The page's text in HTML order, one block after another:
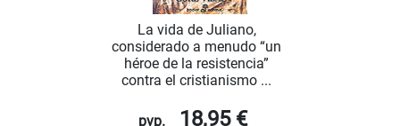
La vida de Juliano,
considerado a menudo “un
héroe de la resistencia”
contra el cristianismo ...
pvp. 18,95 €